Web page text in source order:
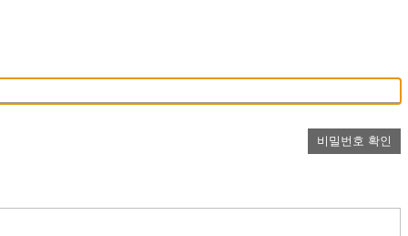
비밀번호 확인